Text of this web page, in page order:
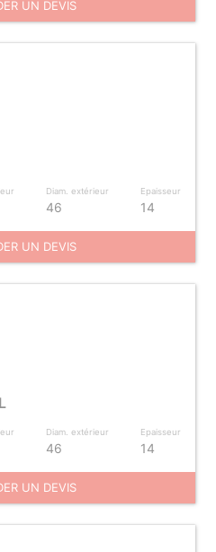
UN DEVIS
Diam. extérieur
46
Epaisseur
14
UN DEVIS
Diam. extérieur
46
Epaisseur
14
UN DEVIS